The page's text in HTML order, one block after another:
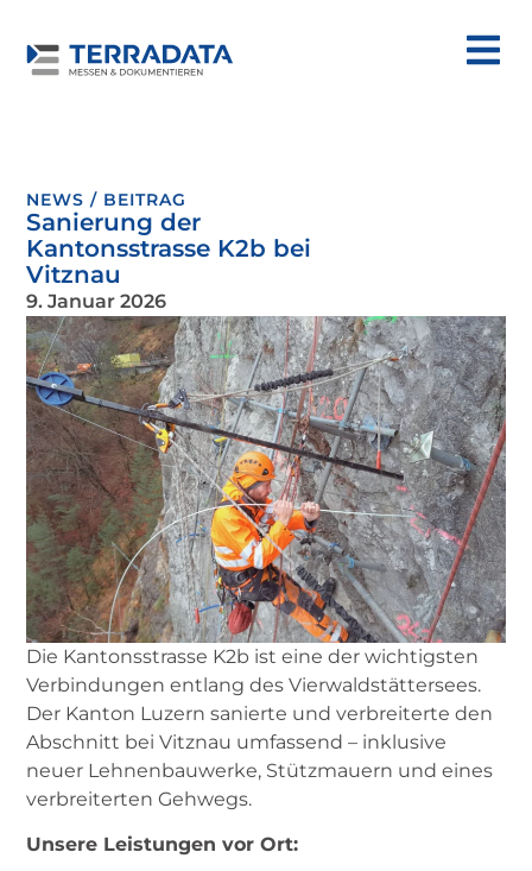
NEWS / BEITRAG
Sanierung der
Kantonsstrasse K2b bei
Vitznau
9. Januar 2026
Die Kantonsstrasse K2b ist eine der wichtigsten
Verbindungen entlang des Vierwaldstättersees.
Der Kanton Luzern sanierte und verbreiterte den
Abschnitt bei Vitznau umfassend – inklusive
neuer Lehnenbauwerke, Stützmauern und eines
verbreiterten Gehwegs.
Unsere Leistungen vor Ort: